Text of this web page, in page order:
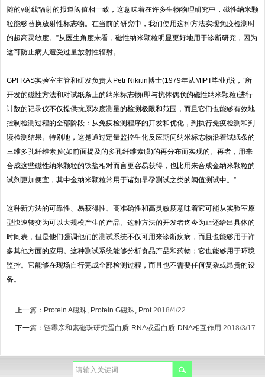
随的γ射线辐射的报道阈值相一致，这意味着在许多生物物理研究中，磁性纳米颗
粒能够替换放射性标志物。在当前的研究中，我们使用这种方法实现免疫检测时
的超高灵敏度。”从医生角度来看，磁性纳米颗粒明显更好地用于诊断研究，因为
这可防止病人遭受过量放射性辐射。
GPI RAS实验室主管和研发负责人Petr Nikitin博士(1979年从MIPT毕业)说，“所
开发的磁性方法和对试纸条上的纳米标志物(即与抗体偶联的磁性纳米颗粒)进行
计数的记录仪不仅提供抗原浓度测量的检测极限和范围，而且它们也能够有效地
控制检测过程的全部阶段：从免疫检测程序的开发和优化，到执行免疫检测和判
读检测结果。特别地，这是通过定量监控生化反应期间纳米标志物沿着试纸条的
三维多孔纤维素膜(如前面提及的多孔纤维素膜)的再分布而实现的。再者，用来
合成这些磁性纳米颗粒的铁盐相对而言更容易获得，也比用来合成金纳米颗粒的
试剂更加便宜，其中金纳米颗粒常用于诸如早孕测试之类的阈值测试中。”
这种新方法的可靠性、易获得性、高准确性和高灵敏度意味着它可能从实验室原
型快速转变为可以大规模产生的产品。这种方法的开发者迄今为止还给出具体的
时间表，但是他们强调他们的测试系统不仅可用来诊断疾病，而且也能够用于许
多其他方面的应用。这种测试系统能够分析食品产品和药物；它也能够用于环境
监控。它能够在现场自行完成全部检测过程，而且也不需要任何复杂或昂贵的设
备。
上一篇： Protein A磁珠, Protein G磁珠, Prot 2018/4/22
下一篇： 链霉亲和素磁珠研究蛋白质-RNA或蛋白质-DNA相互作用 2018/3/17